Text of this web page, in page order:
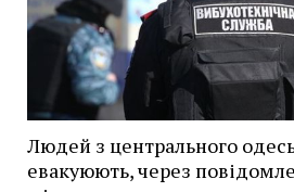
Людей з центрального
евакуюють, через